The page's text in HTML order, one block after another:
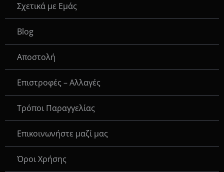
Σχετικά με Εμάς
Blog
Αποστολή
Επιστροφές – Αλλαγές
Τρόποι Παραγγελίας
Eπικοινωνήστε μαζί μας
Όροι Χρήσης